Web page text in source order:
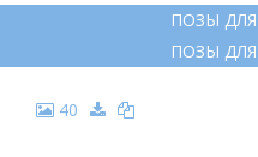
ПОЗЫ
ПОЗЫ
40